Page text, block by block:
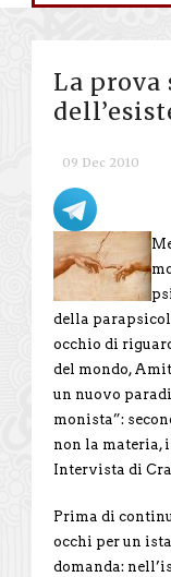
La
09 Dec 2010
della
occhio di
del mondo,
un nuovo
monista”:
non la materia,
Intervista di
Prima di
occhi per un
domanda: